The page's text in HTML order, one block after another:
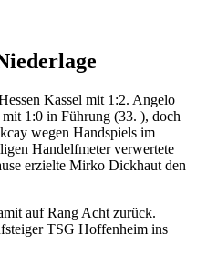
Kassel mit 1:2. Angelo
1:0 in Führung (33. ), doch
wegen Handspiels im
Handelfmeter verwertete
erzielte Mirko Dickhaut den
auf Rang Acht zurück.
TSG Hoffenheim ins